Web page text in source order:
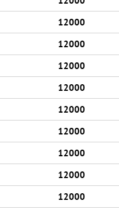
12000
12000
12000
12000
12000
12000
12000
12000
12000